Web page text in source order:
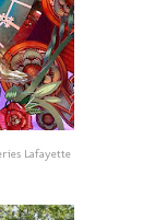
Lafayette